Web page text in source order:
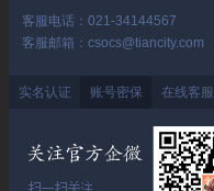
客服电话：021-34144567
客服邮箱：csocs@tiancity.com
实名认证 账号密保 在线客服